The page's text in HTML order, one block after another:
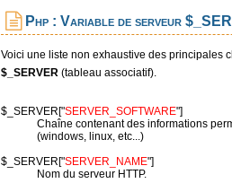
Php : Variable de serveur
Voici une liste non exhaustive des principales
$_SERVER (tableau associatif).
$_SERVER["SERVER_SOFTWARE"]
Chaîne contenant des informations
(windows, linux, etc...)
$_SERVER["SERVER_NAME"]
Nom du serveur HTTP.